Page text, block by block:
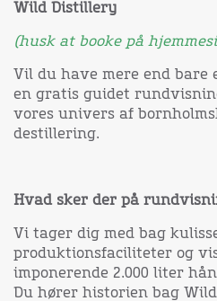
Wild Distillery
(husk at booke på
Vil du have mere end bare
en gratis guidet
vores univers af
destillering.
Hvad sker der på
Vi tager dig med bag
produktionsfaciliteter og
imponerende 2.000 liter
Du hører historien bag